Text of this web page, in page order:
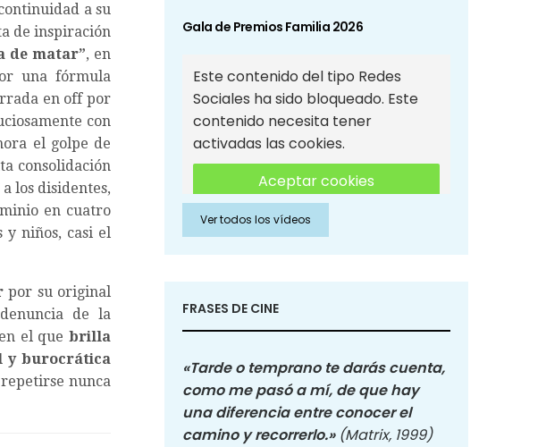
a su
de inspiración
de matar”, en
una fórmula
en off por
con
el golpe de
consolidación
los disidentes,
en cuatro
y niños, casi el
por su original
de la
el que brilla
y burocrática
nunca
Gala de Premios Familia 2026
Este contenido del tipo Redes
Sociales ha sido bloqueado. Este
contenido necesita tener
activadas las cookies.
Aceptar cookies
Aceptar cookies de Redes
Sociales
Ver todos los vídeos
FRASES DE CINE
«Tarde o temprano te darás cuenta,
como me pasó a mí, de que hay
una diferencia entre conocer el
camino y recorrerlo.» (Matrix, 1999)